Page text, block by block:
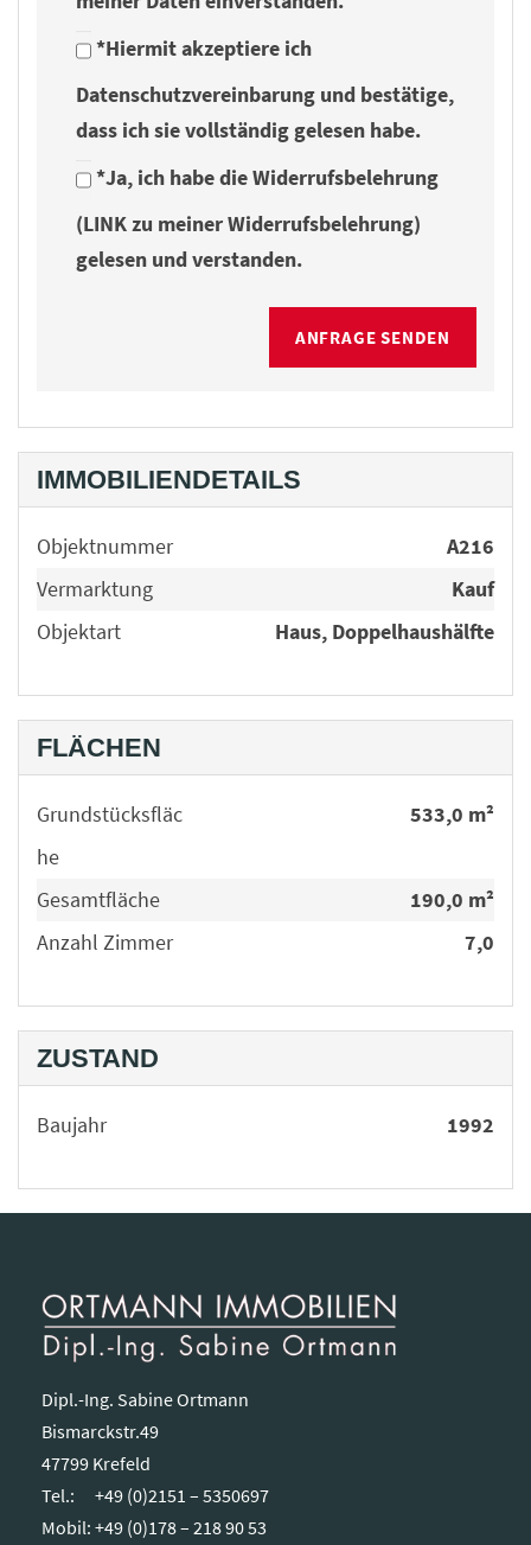
*Hiermit akzeptiere ich
Datenschutzvereinbarung und bestätige,
dass ich sie vollständig gelesen habe.
*Ja, ich habe die Widerrufsbelehrung
(LINK zu meiner Widerrufsbelehrung)
gelesen und verstanden.
IMMOBILIENDETAILS
Objektnummer
A216
Vermarktung
Kauf
Objektart
Haus, Doppelhaushälfte
FLÄCHEN
Grundstücksfläc
he
533,0 m²
Gesamtfläche
190,0 m²
Anzahl Zimmer
7,0
ZUSTAND
Baujahr 1992
Dipl.-Ing. Sabine Ortmann
Bismarckstr.49
47799 Krefeld
Tel.:
+49 (0)2151 – 5350697
Mobil: +49 (0)178 – 218 90 53